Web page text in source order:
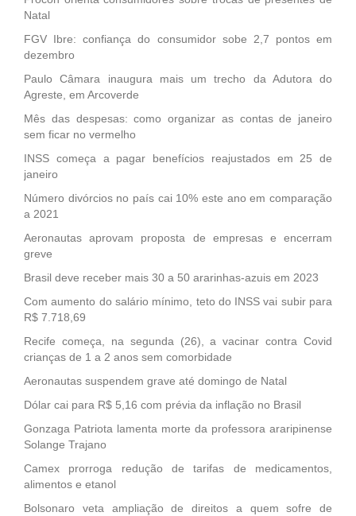
Natal
FGV Ibre: confiança do consumidor sobe 2,7 pontos em
dezembro
Paulo Câmara inaugura mais um trecho da Adutora do
Agreste, em Arcoverde
Mês das despesas: como organizar as contas de janeiro
sem ficar no vermelho
INSS começa a pagar benefícios reajustados em 25 de
janeiro
Número divórcios no país cai 10% este ano em comparação
a 2021
Aeronautas aprovam proposta de empresas e encerram
greve
Brasil deve receber mais 30 a 50 ararinhas-azuis em 2023
Com aumento do salário mínimo, teto do INSS vai subir para
R$ 7.718,69
Recife começa, na segunda (26), a vacinar contra Covid
crianças de 1 a 2 anos sem comorbidade
Aeronautas suspendem grave até domingo de Natal
Dólar cai para R$ 5,16 com prévia da inflação no Brasil
Gonzaga Patriota lamenta morte da professora araripinense
Solange Trajano
Camex prorroga redução de tarifas de medicamentos,
alimentos e etanol
Bolsonaro veta ampliação de direitos a quem sofre de